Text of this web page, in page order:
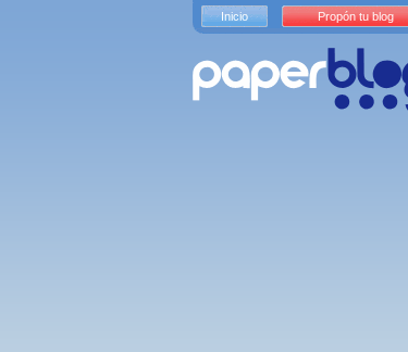
Inicio Propón tu blog